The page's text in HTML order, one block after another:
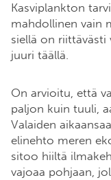
Kasviplankton
mahdollinen vain
siellä on riittävästi
juuri täällä.
On arvioitu, että
paljon kuin tuuli,
Valaiden
elinehto meren
sitoo hiiltä
vajoaa pohjaan,